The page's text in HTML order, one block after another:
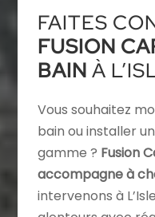
FAITES
FUSION
BAIN À
Vous souhaitez
bain ou installer
gamme ? Fusion
accompagne à
intervenons à